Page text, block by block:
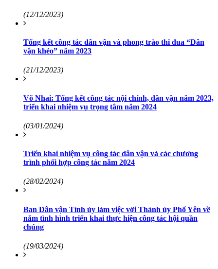
(12/12/2023)
Tổng kết công tác dân vận và phong trào thi đua “Dân
vận khéo” năm 2023
(21/12/2023)
Võ Nhai: Tổng kết công tác nội chính, dân vận năm 2023,
triển khai nhiệm vụ trọng tâm năm 2024
(03/01/2024)
Triển khai nhiệm vụ công tác dân vận và các chương
trình phối hợp công tác năm 2024
(28/02/2024)
Ban Dân vận Tỉnh ủy làm việc với Thành ủy Phổ Yên về
nắm tình hình triển khai thực hiện công tác hội quần
chúng
(19/03/2024)